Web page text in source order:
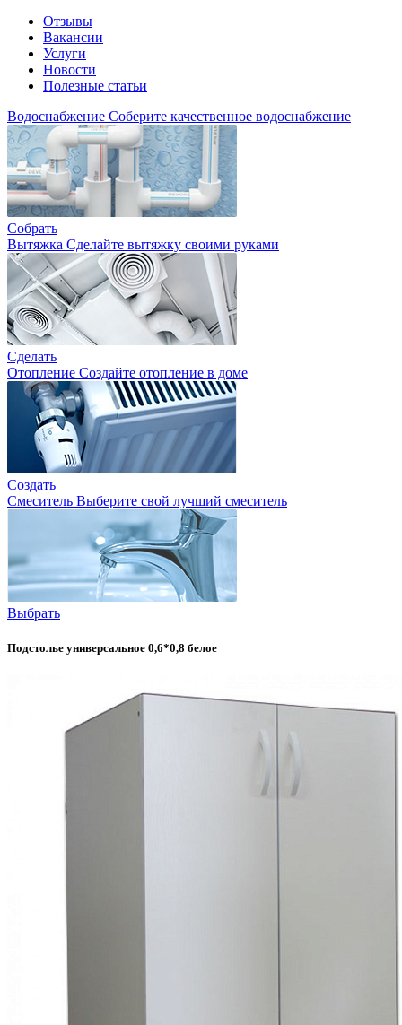
Отзывы
Вакансии
Услуги
Новости
Полезные статьи
Водоснабжение Соберите качественное водоснабжение
Собрать
Вытяжка Сделайте вытяжку своими руками
Сделать
Отопление Создайте отопление в доме
Создать
Смеситель Выберите свой лучший смеситель
Выбрать
Подстолье универсальное 0,6*0,8 белое